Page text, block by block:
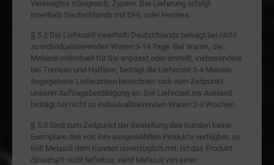
Vereinigtes Königreich, Zypern. Die Lieferung erfolgt
innerhalb Deutschlands mit DHL oder Hermes.
§ 5.2 Die Lieferzeit innerhalb Deutschlands beträgt bei nicht
zu individualisierenden Waren 3-14 Tage. Bei Waren, die
Melasól individuell für Sie anpasst oder erstellt, insbesondere
bei Trensen und Halftern, beträgt die Lieferzeit 3-4 Monate.
Angegebene Lieferzeiten berechnen sich vom Zeitpunkt
unserer Auftragsbestätigung an. Die Lieferzeit ins Ausland
beträgt bei nicht zu individualisierenden Waren 2-3 Wochen.
§ 5.3 Sind zum Zeitpunkt der Bestellung des Kunden keine
Exemplare des von ihm ausgewählten Produkts verfügbar, so
teilt Melasól dem Kunden unverzüglich mit. Ist das Produkt
dauerhaft nicht lieferbar, sieht Melasól von einer